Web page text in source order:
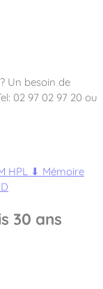
Un besoin de
02 97 02 97 20 ou
HPL ⬇ Mémoire
30 ans